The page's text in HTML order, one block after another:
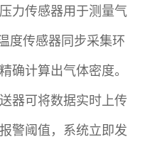
力传感器用于测量气
度传感器同步采集环
确计算出气体密度。
器可将数据实时上传
警阈值，系统立即发